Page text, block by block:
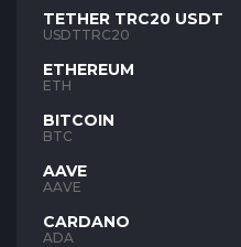
TETHER TRC20 USDT
USDTTRC20
ETHEREUM
ETH
BITCOIN
BTC
AAVE
AAVE
CARDANO
ADA